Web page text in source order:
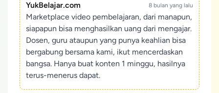
YukBelajar.com 8 bulan yang lalu
Marketplace video pembelajaran, dari manapun,
siapapun bisa menghasilkan uang dari mengajar.
Dosen, guru ataupun yang punya keahlian bisa
bergabung bersama kami, ikut mencerdaskan
bangsa. Hanya buat konten 1 minggu, hasilnya
terus-menerus dapat.